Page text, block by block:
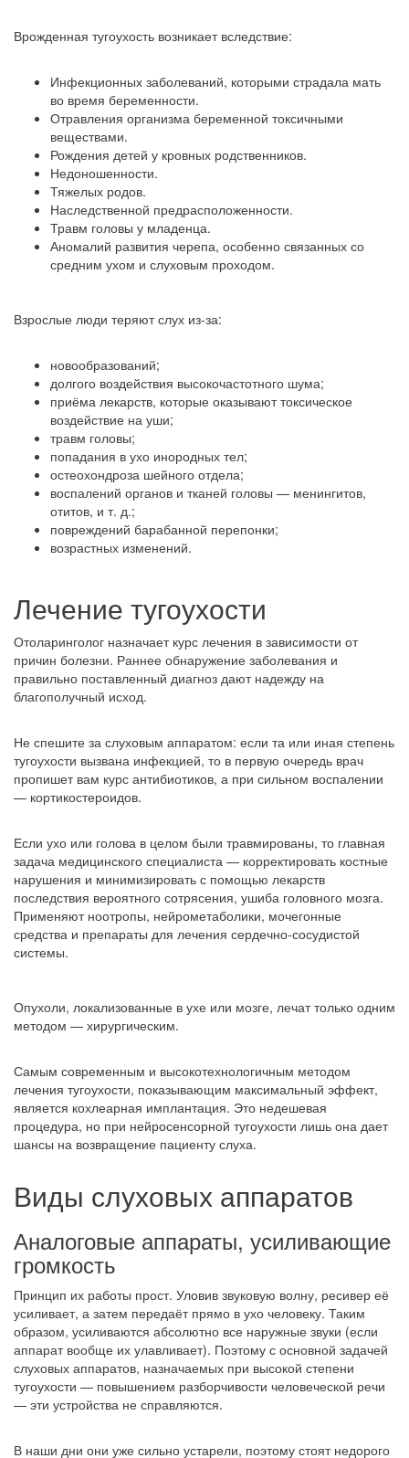
Врожденная тугоухость возникает вследствие:
Инфекционных заболеваний, которыми страдала мать
во время беременности.
Отравления организма беременной токсичными
веществами.
Рождения детей у кровных родственников.
Недоношенности.
Тяжелых родов.
Наследственной предрасположенности.
Травм головы у младенца.
Аномалий развития черепа, особенно связанных со
средним ухом и слуховым проходом.
Взрослые люди теряют слух из-за:
новообразований;
долгого воздействия высокочастотного шума;
приёма лекарств, которые оказывают токсическое
воздействие на уши;
травм головы;
попадания в ухо инородных тел;
остеохондроза шейного отдела;
воспалений органов и тканей головы — менингитов,
отитов, и т. д.;
повреждений барабанной перепонки;
возрастных изменений.
Лечение тугоухости
Отоларинголог назначает курс лечения в зависимости от
причин болезни. Раннее обнаружение заболевания и
правильно поставленный диагноз дают надежду на
благополучный исход.
Не спешите за слуховым аппаратом: если та или иная степень
тугоухости вызвана инфекцией, то в первую очередь врач
пропишет вам курс антибиотиков, а при сильном воспалении
— кортикостероидов.
Если ухо или голова в целом были травмированы, то главная
задача медицинского специалиста — корректировать костные
нарушения и минимизировать с помощью лекарств
последствия вероятного сотрясения, ушиба головного мозга.
Применяют ноотропы, нейрометаболики, мочегонные
средства и препараты для лечения сердечно-сосудистой
системы.
Опухоли, локализованные в ухе или мозге, лечат только одним
методом — хирургическим.
Самым современным и высокотехнологичным методом
лечения тугоухости, показывающим максимальный эффект,
является кохлеарная имплантация. Это недешевая
процедура, но при нейросенсорной тугоухости лишь она дает
шансы на возвращение пациенту слуха.
Виды слуховых аппаратов
Аналоговые аппараты, усиливающие
громкость
Принцип их работы прост. Уловив звуковую волну, ресивер её
усиливает, а затем передаёт прямо в ухо человеку. Таким
образом, усиливаются абсолютно все наружные звуки (если
аппарат вообще их улавливает). Поэтому с основной задачей
слуховых аппаратов, назначаемых при высокой степени
тугоухости — повышением разборчивости человеческой речи
— эти устройства не справляются.
В наши дни они уже сильно устарели, поэтому стоят недорого